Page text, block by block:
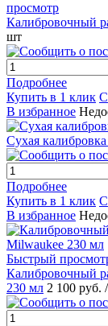
просмотр
Калибровочный
шт
Подробнее
Купить в 1 клик
В избранное
Сухая
Подробнее
Купить в 1 клик
В избранное
Быстрый
Калибровочный
230 мл 2 100 руб.